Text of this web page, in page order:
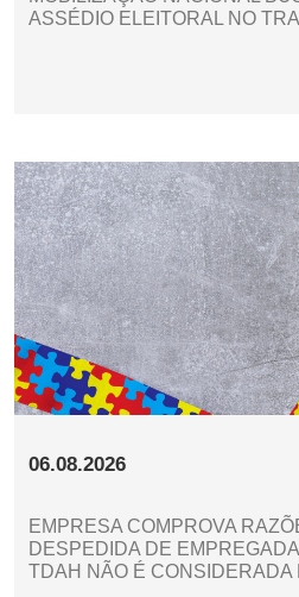
ASSÉDIO ELEITORAL NO
06.08.2026
EMPRESA COMPROVA
DESPEDIDA DE
TDAH NÃO É CONSIDERADA